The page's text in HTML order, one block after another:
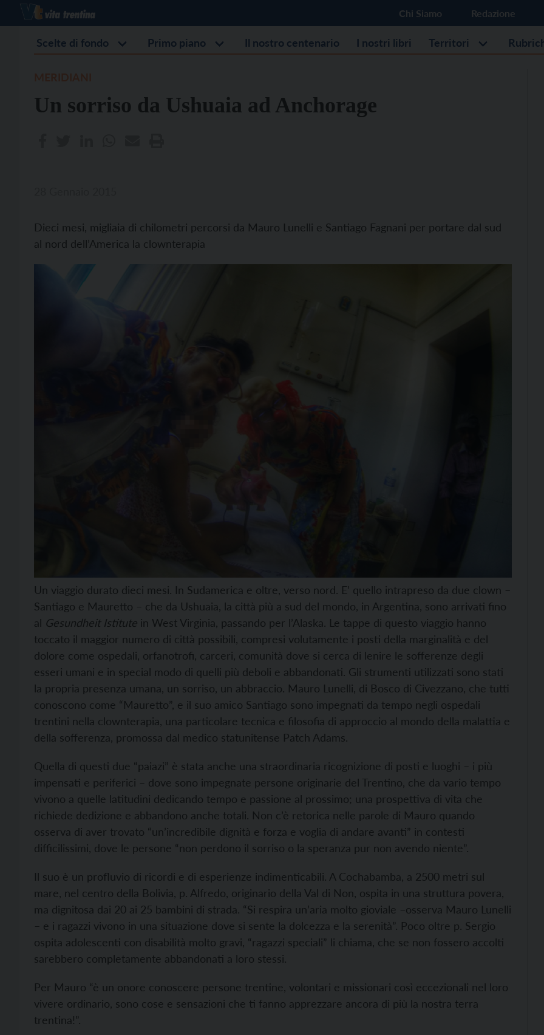
Chi Siamo Redazione
Scelte di fondo Primo piano Il nostro centenario I nostri libri Territori
Un sorriso da Ushuaia ad Anchorage
Dieci mesi, migliaia di chilometri percorsi da Mauro Lunelli e Santiago Fagnani per portare dal sud
al nord dell’America la clownterapia
Un viaggio durato dieci mesi. In Sudamerica e oltre, verso nord. E’ quello intrapreso da due clown –
Santiago e Mauretto – che da Ushuaia, la città più a sud del mondo, in Argentina, sono arrivati fino
al Gesundheit Istitute in West Virginia, passando per l’Alaska. Le tappe di questo viaggio hanno
toccato il maggior numero di città possibili, compresi volutamente i posti della marginalità e del
dolore come ospedali, orfanotrofi, carceri, comunità dove si cerca di lenire le sofferenze degli
esseri umani e in special modo di quelli più deboli e abbandonati. Gli strumenti utilizzati sono stati
la propria presenza umana, un sorriso, un abbraccio. Mauro Lunelli, di Bosco di Civezzano, che tutti
conoscono come “Mauretto”, e il suo amico Santiago sono impegnati da tempo negli ospedali
trentini nella clownterapia, una particolare tecnica e filosofia di approccio al mondo della malattia e
della sofferenza, promossa dal medico statunitense Patch Adams.
Quella di questi due “paiazi” è stata anche una straordinaria ricognizione di posti e luoghi – i più
impensati e periferici – dove sono impegnate persone originarie del Trentino, che da vario tempo
vivono a quelle latitudini dedicando tempo e passione al prossimo; una prospettiva di vita che
richiede dedizione e abbandono anche totali. Non c’è retorica nelle parole di Mauro quando
osserva di aver trovato “un’incredibile dignità e forza e voglia di andare avanti” in contesti
difficilissimi, dove le persone “non perdono il sorriso o la speranza pur non avendo niente”.
Il suo è un profluvio di ricordi e di esperienze indimenticabili. A Cochabamba, a 2500 metri sul
mare, nel centro della Bolivia, p. Alfredo, originario della Val di Non, ospita in una struttura povera,
ma dignitosa dai 20 ai 25 bambini di strada. “Si respira un’aria molto gioviale –osserva Mauro Lunelli
– e i ragazzi vivono in una situazione dove si sente la dolcezza e la serenità”. Poco oltre p. Sergio
ospita adolescenti con disabilità molto gravi, “ragazzi speciali” li chiama, che se non fossero accolti
sarebbero completamente abbandonati a loro stessi.
Per Mauro “è un onore conoscere persone trentine, volontari e missionari così eccezionali nel loro
vivere ordinario, sono cose e sensazioni che ti fanno apprezzare ancora di più la nostra terra
trentina!”.